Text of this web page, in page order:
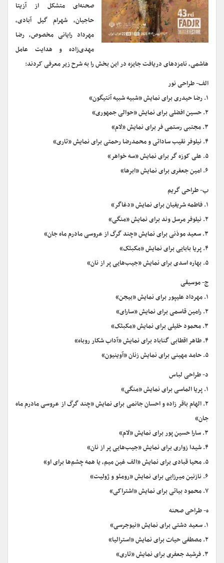
صحنه‌ای متشکل از آزیتا
حاجیان، شهرام گیل آبادی،
مهرداد رایانی مخصوص، رضا
مهدی‌زاده و هدایت عامل
هاشمی، نامزدهای دریافت جایزه در این بخش را به شرح زیر معرفی کردند:
الف- طراحی نور
۱. رضا حیدری برای نمایش «شبیه شبیه آنتیگون»
۲. حسین افضلی برای نمایش «حوالی جمهوری»
۳. مجتبی رستمی فر برای نمایش «لام»
۴. نیلوفر نقیب ساداتی و محمدرضا رحمتی برای نمایش «تاری»
۵. علی کوزه گر برای نمایش «سه خواهر»
۶. امین جعفری برای نمایش «ابرها»
ب- طراحی گریم
۱. فاطمه شریفیان برای نمایش «دغاگر»
۲. نیلوفر مرسل وند برای نمایش «منگی»
۳. سعید موذنی برای نمایش «چند گرگ از عروسی مادرم ماه جان»
۴. پریا بابایی برای نمایش «مکبثک»
۵. بهاره اسدی برای نمایش «جیب‌هایی پر از نان»
ج- موسیقی
۱. مهرداد علیپور برای نمایش «بیجن»
۲. رامین قاسمی برای نمایش «سارای»
۳. محمود خلیلی برای نمایش «مکبثک»
۴. طاهر اقطابی گناباد برای نمایش «آداب شکار روباه»
۵. حامد مهینی برای نمایش زنان «آوینیون»
د- طراحی لباس
۱. پریا الماسی برای نمایش «منگی»
۲. الهام باقر زاده و احسان جانمی برای نمایش «چند گرگ از عروسی مادرم ماه
جان»
۳. سارا حسین پور برای نمایش «لام»
۴. شیدا زواری برای نمایش «جیب‌هایی پر از نان»
۵. محیا قبادی برای نمایش «الف غین میم، یا همه چشم‌ها برای او»
۶. نازنین میرزایی برای نمایش «رومئو و ژولیت»
۷. محمود بیاتی برای نمایش «اشتراکی»
ه- طراحی صحنه
۱. سعید دشتی برای نمایش «نیوجرسی»
۲. مصطفی حیات برای نمایش «استرالیا»
۳. فرشید جعفری برای نمایش «تاری»